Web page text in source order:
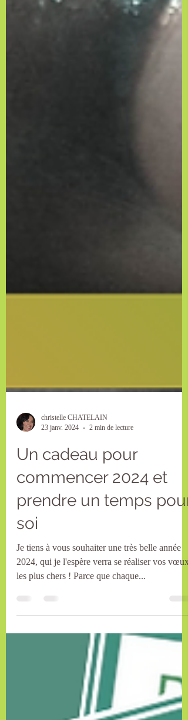
23 janv. 2024
Un cadeau pour
commencer 2024 et
prendre un temps pour
soi
Je tiens à vous souhaiter une très belle année
2024, qui je l'espère verra se réaliser vos vœux